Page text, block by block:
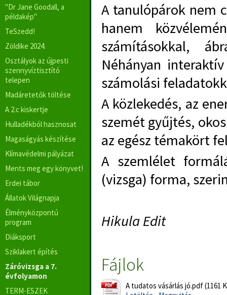
"Dr Jane Goodall, a
példakép"
TeSzedd!
Zöldike 2024.
Osztályok az újpesti
szennyvíztisztító
telepen
Madáretetők töltése
A 2.c kiskertje
Hulladékból hasznosat
Magaságyás készítése
Klímavédelmi pályázat
Ments meg egy könyvet!
Erdei tábor
Állatok Világnapja
Élményközpontú
program
Diáksport
Sziklakert építés
Záróvizsga a 7.
évfolyamon
TERM-ESZEK
A tanulópárok nem
hanem
számításokkal,
Néhányan
számolási
A közlekedés, az
szemét gyűjtés,
az egész témakört
A szemlélet
(vizsga) forma,
Hikula Edit
Fájlok
A tudatos vásárlás jó.pdf (1161